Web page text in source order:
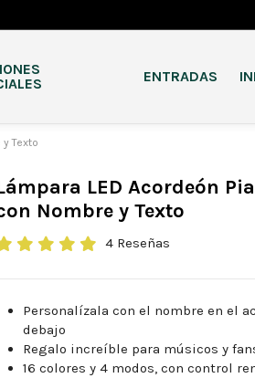
ENTRADAS
Texto
LED Acordeón
Nombre y Texto
4 Reseñas
Personalízala con el nombre en el
debajo
Regalo increíble para músicos y
16 colores y 4 modos, con control